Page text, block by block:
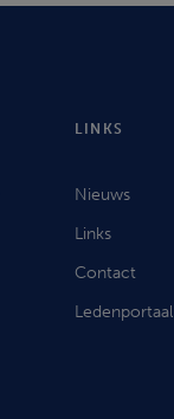
LINKS
Nieuws
Links
Contact
Ledenportaal